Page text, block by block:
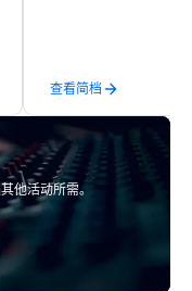
two people to
comprised of Sedans,
Sprinters, Limo
Coaches. We have a
seating and
vehicles. With our
查看简档
他活动所需。